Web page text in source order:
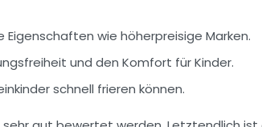
wie höherpreisige Marken.
und den Komfort für Kinder.
schnell frieren können.